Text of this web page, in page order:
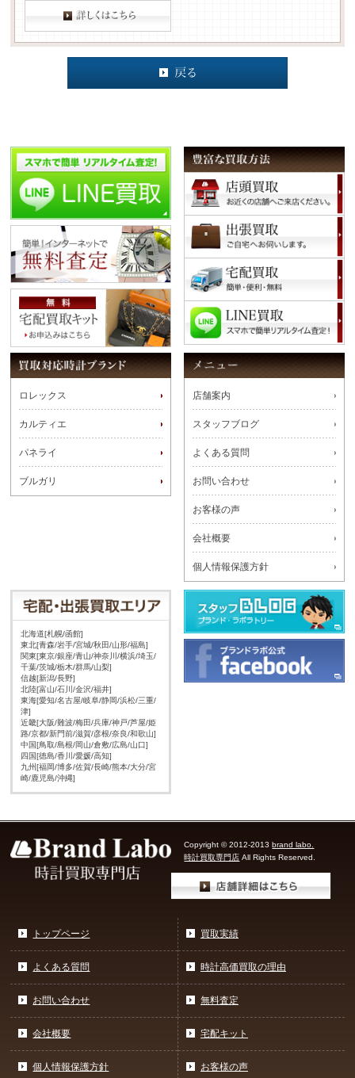
ロレックス
カルティエ
パネライ
ブルガリ
店舗案内
スタッフブログ
よくある質問
お問い合わせ
お客様の声
会社概要
個人情報保護方針
北海道[札幌/函館]
東北[青森/岩手/宮城/秋田/山形/福島]
関東[東京/銀座/青山/神奈川/横浜/埼玉/
千葉/茨城/栃木/群馬/山梨]
信越[新潟/長野]
北陸[富山/石川/金沢/福井]
東海[愛知/名古屋/岐阜/静岡/浜松/三重/
津]
近畿[大阪/難波/梅田/兵庫/神戸/芦屋/姫
路/京都/新門前/滋賀/彦根/奈良/和歌山]
中国[鳥取/島根/岡山/倉敷/広島/山口]
四国[徳島/香川/愛媛/高知]
九州[福岡/博多/佐賀/長崎/熊本/大分/宮
崎/鹿児島/沖縄]
Copyright © 2012-2013brand labo.
時計買取専門店 All Rights Reserved.
トップページ
よくある質問
お問い合わせ
会社概要
個人情報保護方針
買取実績
時計高価買取の理由
無料査定
宅配キット
お客様の声